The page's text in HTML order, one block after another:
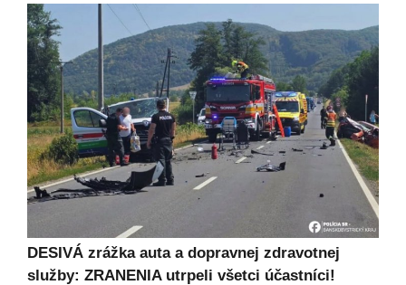
DESIVÁ zrážka auta a dopravnej zdravotnej
služby: ZRANENIA utrpeli všetci účastníci!